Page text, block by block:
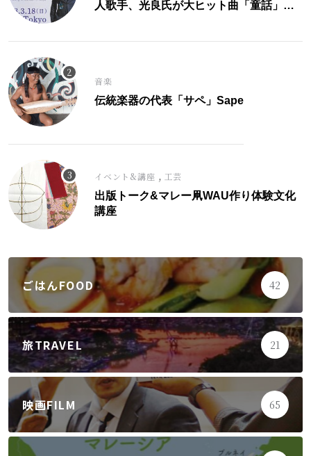
人歌手、光良氏が大ヒット曲「童話」に
音楽
伝統楽器の代表「サペ」Sape
イベント&講座 , 工芸
出版トーク&マレー凧WAU作り体験文化
講座
ごはんFOOD 42
旅TRAVEL 21
映画FILM 65